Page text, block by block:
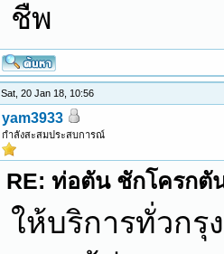
ชืพ
Sat, 20 Jan 18, 10:56
yam3933
กำลังสะสมประสบการณ์
RE: ท่อตัน ชักโครก
ให้บริการทั่วก